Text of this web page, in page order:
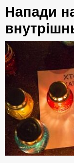
Напади